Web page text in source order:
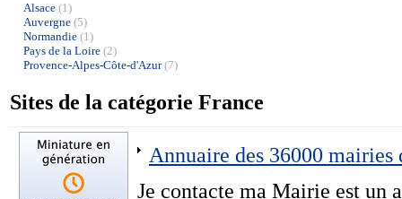
Alsace (1)
Auvergne (5)
Normandie (1)
Pays de la Loire (2)
Provence-Alpes-Côte-d'Azur(7)
Sites de la catégorie France
Annuaire des 36000
Je contacte ma Mairie est un